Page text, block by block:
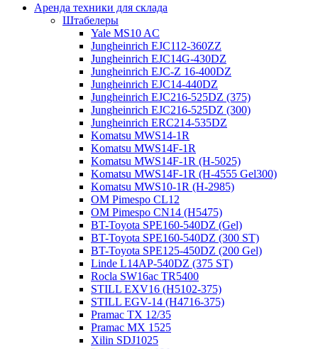
Аренда техники для склада
Штабелеры
Yale MS10 AC
Jungheinrich EJC112-360ZZ
Jungheinrich EJC14G-430DZ
Jungheinrich EJC-Z 16-400DZ
Jungheinrich EJC14-440DZ
Jungheinrich EJC216-525DZ (375)
Jungheinrich EJC216-525DZ (300)
Jungheinrich ERC214-535DZ
Komatsu MWS14-1R
Komatsu MWS14F-1R
Komatsu MWS14F-1R (H-5025)
Komatsu MWS14F-1R (H-4555 Gel300)
Komatsu MWS10-1R (Н-2985)
OM Pimespo CL12
OM Pimespo CN14 (Н5475)
BT-Toyota SPE160-540DZ (Gel)
BT-Toyota SPE160-540DZ (300 ST)
BT-Toyota SPE125-450DZ (200 Gel)
Linde L14AP-540DZ (375 ST)
Rocla SW16ac TR5400
STILL EXV16 (H5102-375)
STILL EGV-14 (H4716-375)
Pramac TX 12/35
Pramac MX 1525
Xilin SDJ1025